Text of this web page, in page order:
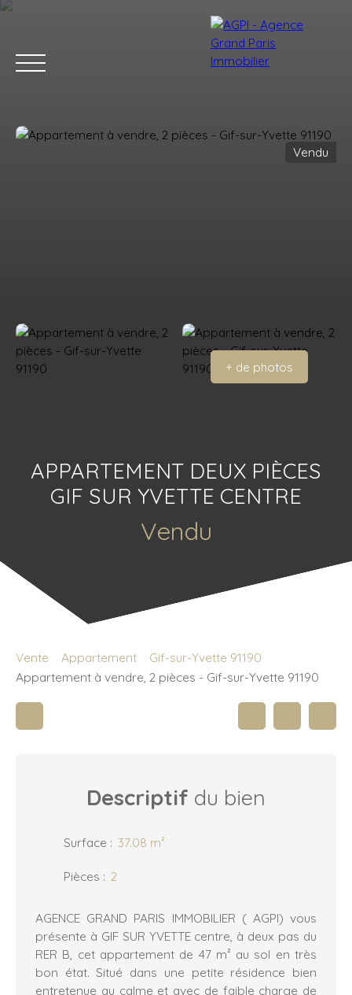
Estimation
Vendu
+ de photos
APPARTEMENT DEUX PIÈCES
GIF SUR YVETTE CENTRE
Vendu
Vente Appartement
Gif-sur-Yvette 91190
Appartement à vendre, 2 pièces - Gif-sur-Yvette 91190
Descriptif du bien
Surface : 37.08 m²
Pièces : 2
AGENCE GRAND PARIS IMMOBILIER ( AGPI) vous
présente à GIF SUR YVETTE centre, à deux pas du
RER B, cet appartement de 47 m² au sol en très
bon état. Situé dans une petite résidence bien
entretenue au calme et avec de faible charge de